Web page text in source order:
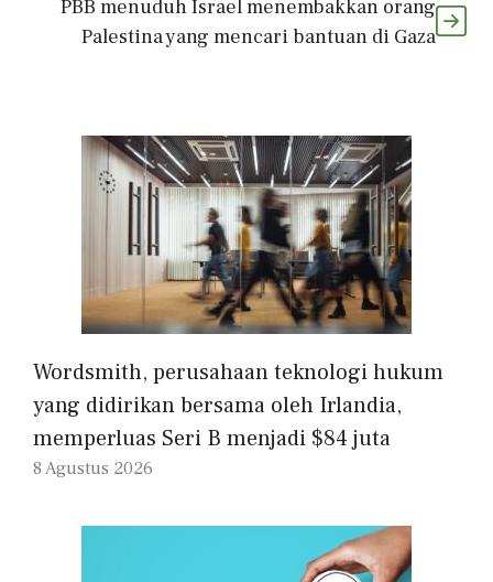
PBB menuduh Israel menembakkan orang
Palestina yang mencari bantuan di Gaza
Wordsmith, perusahaan teknologi hukum
yang didirikan bersama oleh Irlandia,
memperluas Seri B menjadi $84 juta
8 Agustus 2026